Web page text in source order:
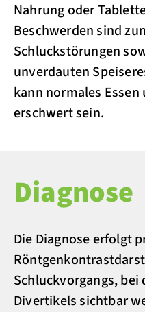
Nahrung oder
Beschwerden sind
Schluckstörungen
unverdauten
kann normales
erschwert sein.
Diagnose
Die Diagnose erfolgt
Schluckvorgangs, bei
Divertikels sichtbar